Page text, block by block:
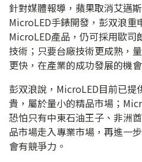
針對媒體報導，蘋果取消艾邁
MicroLED手錶開發，彭双浪重
MicroLED產品，仍可採用歐司
技術；只要台廠技術更成熟，
更快，在產業的成功發展的機
彭双浪說，MicroLED目前已提
貴，屬於量小的精品市場；
恐怕只有中東石油王子、非洲
品市場走入專業市場，再進一
會有競爭力。